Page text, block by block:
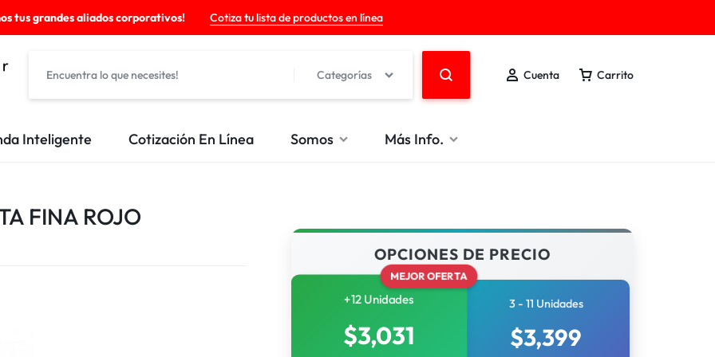
tus grandes aliados corporativos! Cotiza tu lista de productos en línea
Categorías Cuenta Carrito
Inteligente Cotización En Línea Somos Más Info.
FINA ROJO
OPCIONES DE PRECIO
MEJOR OFERTA
+12 Unidades
$3,031
3 - 11 Unidades
$3,399